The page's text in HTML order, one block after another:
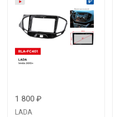
1 800 ₽
LADA